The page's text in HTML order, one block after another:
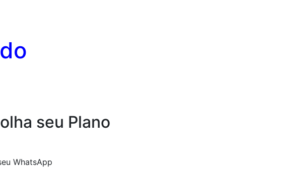
seu Plano
WhatsApp